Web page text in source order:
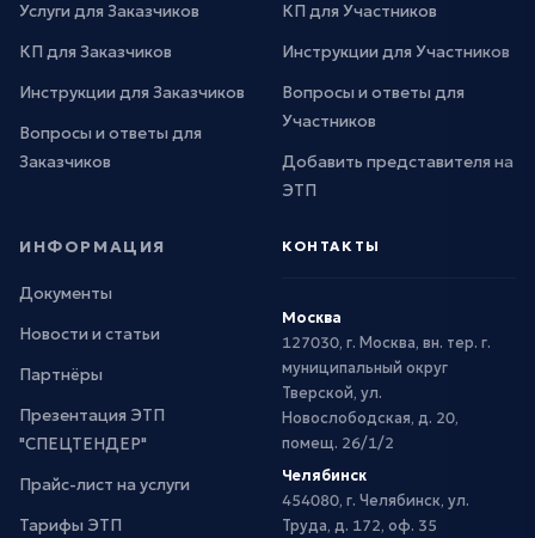
Услуги для Заказчиков
КП для Заказчиков
Инструкции для Заказчиков
Вопросы и ответы для
Заказчиков
КП для Участников
Инструкции для Участников
Вопросы и ответы для
Участников
Добавить представителя на
ЭТП
ИНФОРМАЦИЯ
Документы
Новости и статьи
Партнёры
Презентация ЭТП
"СПЕЦТЕНДЕР"
Прайс-лист на услуги
Тарифы ЭТП
КОНТАКТЫ
Москва
127030, г. Москва, вн. тер. г.
муниципальный округ
Тверской, ул.
Новослободская, д. 20,
помещ. 26/1/2
Челябинск
454080, г. Челябинск, ул.
Труда, д. 172, оф. 35